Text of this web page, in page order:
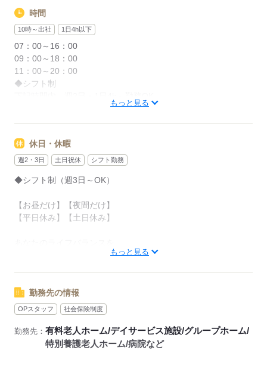
※"お試し"での勤務OK
※長期をご希望の方も、もちろん歓迎
時間
10時～出社 1日4h以下
07：00～16：00
09：00～18：00
11：00～20：00
◆シフト制
【遅番】11：00～20：00
【平日のみ】【土日のみ】
いろんなシフトのお仕事をご紹介できます。
ぜひご相談ください。
出勤、ミーティング
▼10：00
歩行が不安定な方を浴室までお連れします
お部屋も清掃します
もっと見る
休日・休暇
週2・3日 土日祝休 シフト勤務
◆シフト制（週3日～OK）
【お昼だけ】【夜間だけ】
【平日休み】【土日休み】
崩さない働き方をお選びいただけます
もっと見る
勤務先の情報
OPスタッフ 社会保険制度
勤務先： 有料老人ホーム/デイサービス施設/グループホーム/
特別養護老人ホーム/病院など